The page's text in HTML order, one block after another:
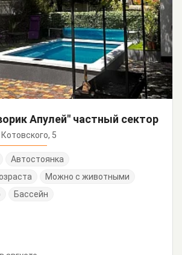
Апулей" частный сектор
5
Автостоянка
Можно с животными
Бассейн